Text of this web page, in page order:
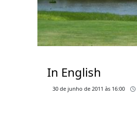
In English
30 de junho de 2011 às 16:00